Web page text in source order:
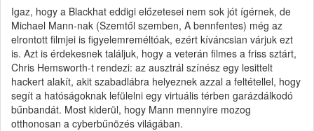
Igaz, hogy a Blackhat eddigi előzetesei nem sok jót ígérnek, de
Michael Mann-nak (Szemtől szemben, A bennfentes) még az
elrontott filmjei is figyelemreméltóak, ezért kíváncsian várjuk ezt
is. Azt is érdekesnek találjuk, hogy a veterán filmes a friss sztárt,
Chris Hemsworth-t rendezi: az ausztrál színész egy lesittelt
hackert alakít, akit szabadlábra helyeznek azzal a feltétellel, hogy
segít a hatóságoknak lefülelni egy virtuális térben garázdálkodó
bűnbandát. Most kiderül, hogy Mann mennyire mozog
otthonosan a cyberbűnözés világában.